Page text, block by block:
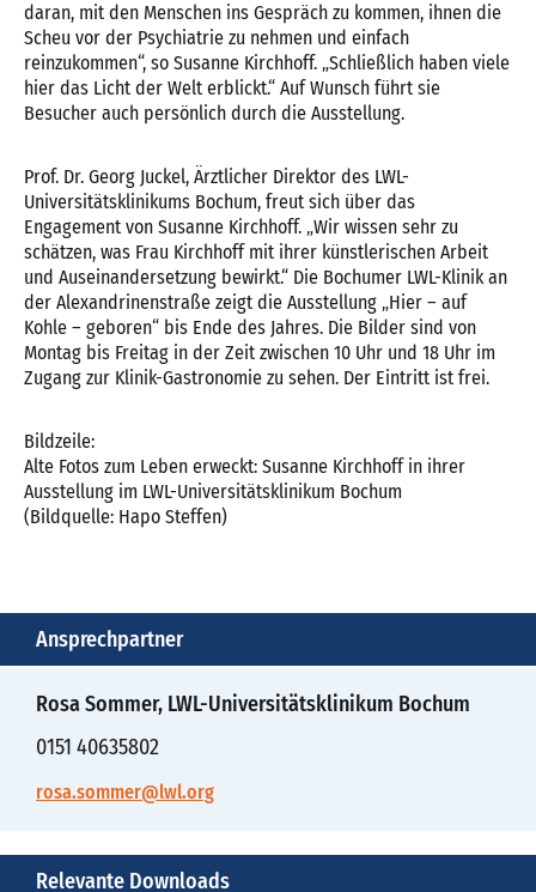
daran, mit den Menschen ins Gespräch zu kommen, ihnen die
Scheu vor der Psychiatrie zu nehmen und einfach
reinzukommen“, so Susanne Kirchhoff. „Schließlich haben viele
hier das Licht der Welt erblickt.“ Auf Wunsch führt sie
Besucher auch persönlich durch die Ausstellung.
Prof. Dr. Georg Juckel, Ärztlicher Direktor des LWL-
Universitätsklinikums Bochum, freut sich über das
Engagement von Susanne Kirchhoff. „Wir wissen sehr zu
schätzen, was Frau Kirchhoff mit ihrer künstlerischen Arbeit
und Auseinandersetzung bewirkt.“ Die Bochumer LWL-Klinik an
der Alexandrinenstraße zeigt die Ausstellung „Hier – auf
Kohle – geboren“ bis Ende des Jahres. Die Bilder sind von
Montag bis Freitag in der Zeit zwischen 10 Uhr und 18 Uhr im
Zugang zur Klinik-Gastronomie zu sehen. Der Eintritt ist frei.
Bildzeile:
Alte Fotos zum Leben erweckt: Susanne Kirchhoff in ihrer
Ausstellung im LWL-Universitätsklinikum Bochum
(Bildquelle: Hapo Steffen)
Ansprechpartner
Rosa Sommer, LWL-Universitätsklinikum Bochum
0151 40635802
rosa.sommer@lwl.org
Relevante Downloads